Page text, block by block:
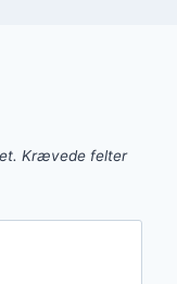
Krævede felter